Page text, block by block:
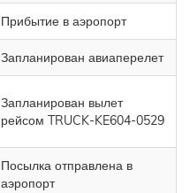
Прибытие в аэропорт
Запланирован авиаперелет
Запланирован вылет
рейсом TRUCK-KE604-0529
Посылка отправлена в
аэропорт